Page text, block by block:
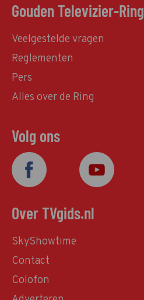
Gouden Televizier-Ring
Veelgestelde vragen
Reglementen
Pers
Alles over de Ring
Volg ons
Over TVgids.nl
SkyShowtime
Contact
Colofon